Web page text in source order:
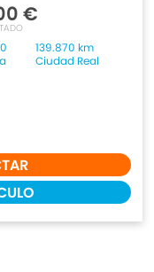
€
139.870 km
Ciudad Real